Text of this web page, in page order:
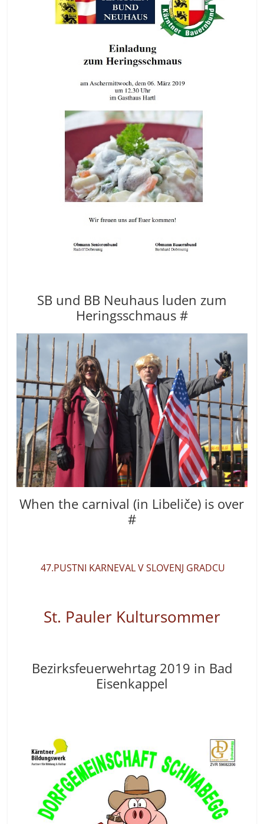
SB und BB Neuhaus luden zum
Heringsschmaus #
When the carnival (in Libeliče) is over
#
47.PUSTNI KARNEVAL V SLOVENJ GRADCU
St. Pauler Kultursommer
Bezirksfeuerwehrtag 2019 in Bad
Eisenkappel